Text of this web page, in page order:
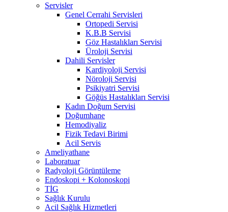
Servisler
Genel Cerrahi Servisleri
Ortopedi Servisi
K.B.B Servisi
Göz Hastalıkları Servisi
Üroloji Servisi
Dahili Servisler
Kardiyoloji Servisi
Nöroloji Servisi
Psikiyatri Servisi
Göğüs Hastalıkları Servisi
Kadın Doğum Servisi
Doğumhane
Hemodiyaliz
Fizik Tedavi Birimi
Acil Servis
Ameliyathane
Laboratuar
Radyoloji Görüntüleme
Endoskopi + Kolonoskopi
TİG
Sağlık Kurulu
Acil Sağlık Hizmetleri